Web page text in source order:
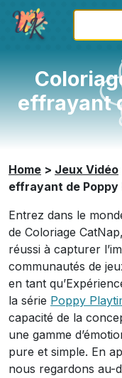
effrayant
Home > Jeux Vidéo
effrayant de Poppy
Entrez dans le
de Coloriage
réussi à capturer
communautés de
en tant
la série Poppy
capacité de la
une gamme
pure et simple. En
nous regardons au-